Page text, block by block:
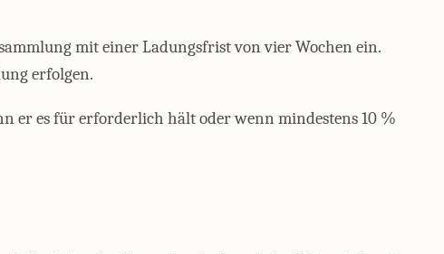
mit einer Ladungsfrist von vier Wochen ein.
erfolgen.
er es für erforderlich hält oder wenn mindestens 10 %